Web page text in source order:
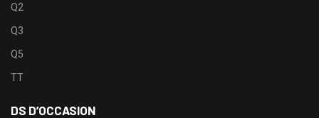
Q2
Q3
Q5
TT
DS D’OCCASION